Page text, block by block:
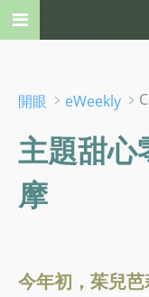
開眼 ﹥ eWeekly
主題甜
摩
今年初，茱兒